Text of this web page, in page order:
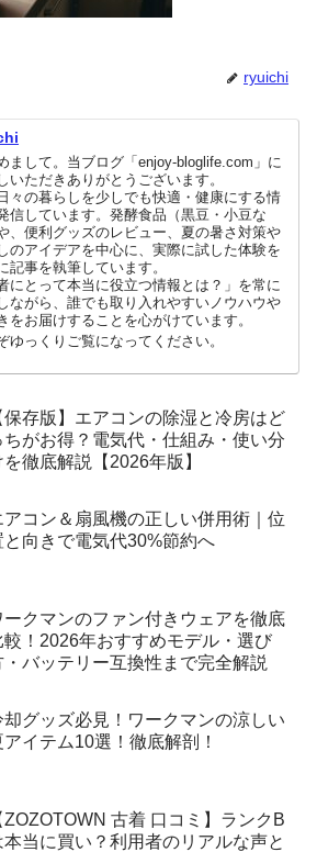
ryuichi
まして。当ブログ「enjoy-bloglife.com」に
いただきありがとうございます。
々の暮らしを少しでも快適・健康にする情
信しています。発酵食品（黒豆・小豆な
、便利グッズのレビュー、夏の暑さ対策や
のアイデアを中心に、実際に試した体験を
記事を執筆しています。
にとって本当に役立つ情報とは？」を常に
ながら、誰でも取り入れやすいノウハウや
をお届けすることを心がけています。
ゆっくりご覧になってください。
保存版】エアコンの除湿と冷房はど
ちがお得？電気代・仕組み・使い分
を徹底解説【2026年版】
アコン＆扇風機の正しい併用術｜位
と向きで電気代30%節約へ
ークマンのファン付きウェアを徹底
較！2026年おすすめモデル・選び
・バッテリー互換性まで完全解説
却グッズ必見！ワークマンの涼しい
アイテム10選！徹底解剖！
ZOZOTOWN 古着 口コミ】ランクB
本当に買い？利用者のリアルな声と